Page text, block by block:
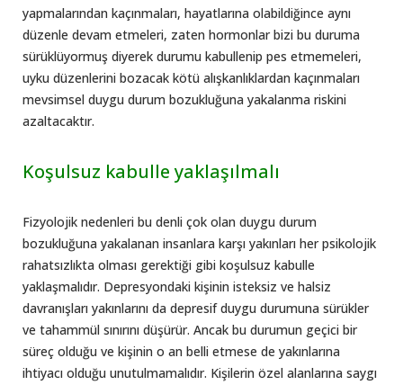
yapmalarından kaçınmaları, hayatlarına olabildiğince aynı
düzenle devam etmeleri, zaten hormonlar bizi bu duruma
sürüklüyormuş diyerek durumu kabullenip pes etmemeleri,
uyku düzenlerini bozacak kötü alışkanlıklardan kaçınmaları
mevsimsel duygu durum bozukluğuna yakalanma riskini
azaltacaktır.
Koşulsuz kabulle yaklaşılmalı
Fizyolojik nedenleri bu denli çok olan duygu durum
bozukluğuna yakalanan insanlara karşı yakınları her psikolojik
rahatsızlıkta olması gerektiği gibi koşulsuz kabulle
yaklaşmalıdır. Depresyondaki kişinin isteksiz ve halsiz
davranışları yakınlarını da depresif duygu durumuna sürükler
ve tahammül sınırını düşürür. Ancak bu durumun geçici bir
süreç olduğu ve kişinin o an belli etmese de yakınlarına
ihtiyacı olduğu unutulmamalıdır. Kişilerin özel alanlarına saygı